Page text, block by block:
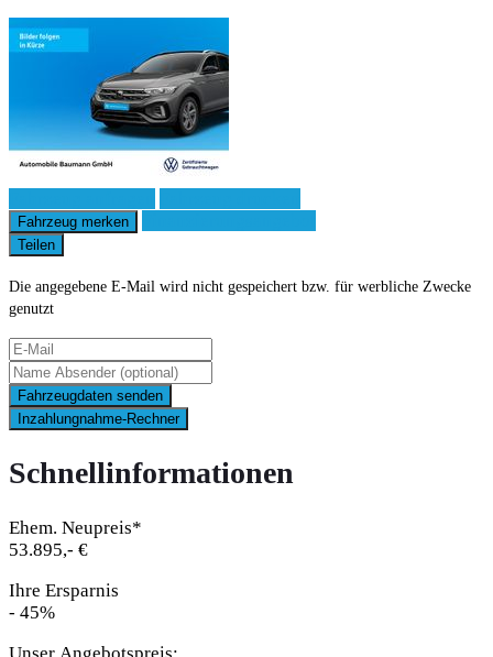
Fahrzeug merken
Teilen
Die angegebene E-Mail wird nicht gespeichert bzw. für werbliche Zwecke
genutzt
Fahrzeugdaten senden
Inzahlungnahme-Rechner
Schnellinformationen
Ehem. Neupreis*
53.895,- €
Ihre Ersparnis
- 45%
Unser Angebotspreis: